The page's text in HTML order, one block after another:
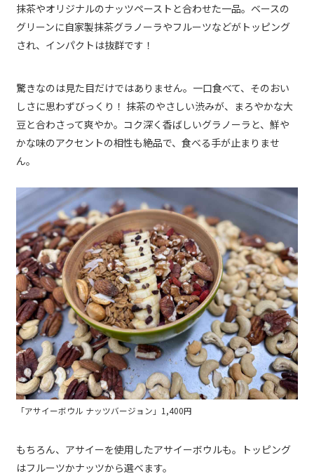
抹茶やオリジナルのナッツペーストと合わせた一品。ベースの
グリーンに自家製抹茶グラノーラやフルーツなどがトッピング
され、インパクトは抜群です！
驚きなのは見た目だけではありません。一口食べて、そのおい
しさに思わずびっくり！ 抹茶のやさしい渋みが、まろやかな大
豆と合わさって爽やか。コク深く香ばしいグラノーラと、鮮や
かな味のアクセントの相性も絶品で、食べる手が止まりませ
ん。
「アサイーボウル ナッツバージョン」1,400円
もちろん、アサイーを使用したアサイーボウルも。トッピング
はフルーツかナッツから選べます。